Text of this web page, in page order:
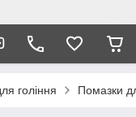
гоління Помазки